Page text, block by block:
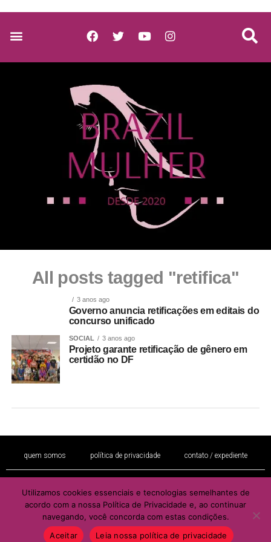
All posts tagged "retifica"
3 anos ago
Governo anuncia retificações em editais do
concurso unificado
SOCIAL 3 anos ago
Projeto garante retificação de gênero em
certidão no DF
quem somos política de privacidade contato / expediente
É proibida a reprodução total ou parcial de seu conteúdo sem a autorização
por escrito do autor e / ou editor
Copyright © 2022 - Todos os direitos reservados ao PORTAL BRAZIL
MULHER
Utilizamos cookies essenciais e tecnologias semelhantes de
acordo com a nossa Política de Privacidade e, ao continuar
navegando, você concorda com estas condições.
Aceitar
Leia nossa política de privacidade